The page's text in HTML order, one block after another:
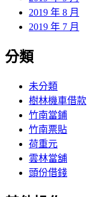
2019 年 8 月
2019 年 7 月
分類
未分類
樹林機車借款
竹南當鋪
竹南票貼
荷重元
雲林當舖
頭份借錢